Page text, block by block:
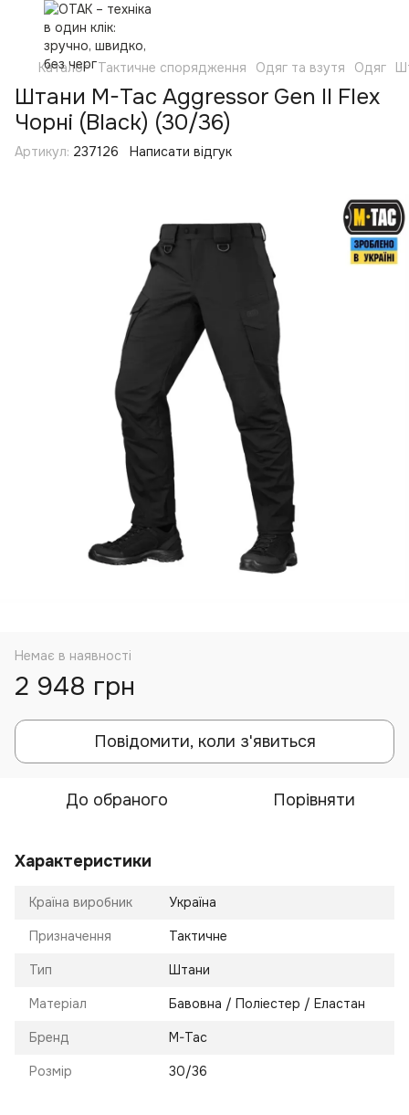
Каталог Тактичне спорядження Одяг та взутя Одяг
Штани M-Tac Aggressor Gen II Flex
Чорні (Black) (30/36)
Артикул: 237126 Написати відгук
Немає в наявності
2 948 грн
Повідомити, коли з'явиться
До обраного Порівняти
Характеристики
Країна виробник Україна
Призначення Тактичне
Тип Штани
Матеріал Бавовна / Поліестер / Еластан
Бренд M-Tac
Розмір 30/36